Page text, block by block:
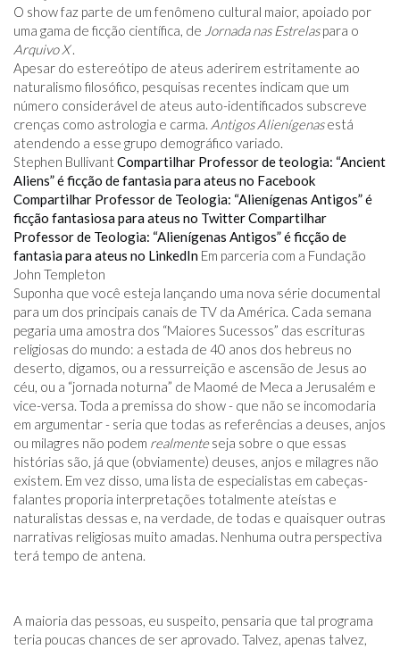
O show faz parte de um fenômeno cultural maior, apoiado por
uma gama de ficção científica, de Jornada nas Estrelaspara o
Arquivo X.
Apesar do estereótipo de ateus aderirem estritamente ao
naturalismo filosófico, pesquisas recentes indicam que um
número considerável de ateus auto-identificados subscreve
crenças como astrologia e carma. Antigos Alienígenasestá
atendendo a esse grupo demográfico variado.
Stephen BullivantCompartilhar Professor de teologia: “Ancient
Aliens” é ficção de fantasia para ateus no Facebook
Compartilhar Professor de Teologia: “Alienígenas Antigos” é
ficção fantasiosa para ateus no TwitterCompartilhar
Professor de Teologia: “Alienígenas Antigos” é ficção de
fantasia para ateus no LinkedIn Em parceria com a Fundação
John Templeton
Suponha que você esteja lançando uma nova série documental
para um dos principais canais de TV da América. Cada semana
pegaria uma amostra dos “Maiores Sucessos” das escrituras
religiosas do mundo: a estada de 40 anos dos hebreus no
deserto, digamos, ou a ressurreição e ascensão de Jesus ao
céu, ou a “jornada noturna” de Maomé de Meca a Jerusalém e
vice-versa. Toda a premissa do show - que não se incomodaria
em argumentar - seria que todas as referências a deuses, anjos
ou milagres não podem realmenteseja sobre o que essas
histórias são, já que (obviamente) deuses, anjos e milagres não
existem. Em vez disso, uma lista de especialistas em cabeças-
falantes proporia interpretações totalmente ateístas e
naturalistas dessas e, na verdade, de todas e quaisquer outras
narrativas religiosas muito amadas. Nenhuma outra perspectiva
terá tempo de antena.
A maioria das pessoas, eu suspeito, pensaria que tal programa
teria poucas chances de ser aprovado. Talvez, apenas talvez,